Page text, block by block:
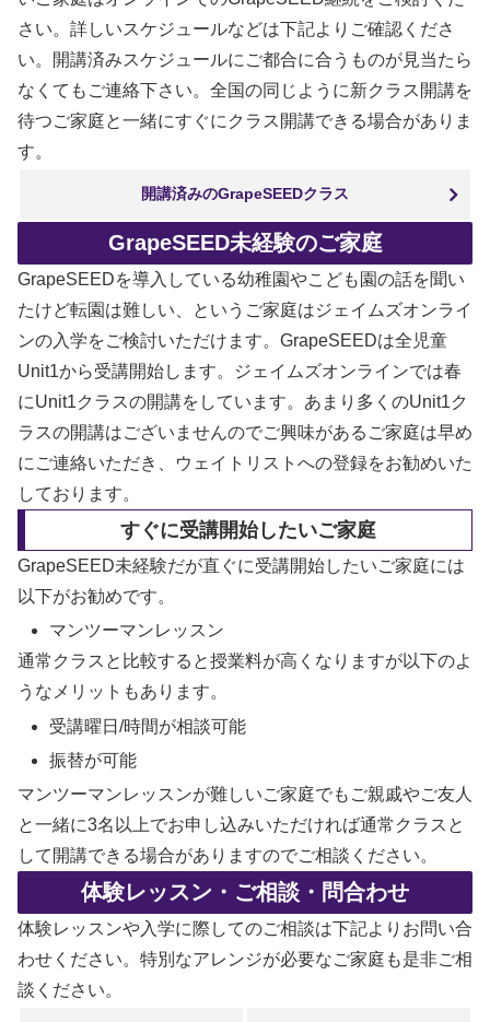
さい。詳しいスケジュールなどは下記よりご確認くださ
い。開講済みスケジュールにご都合に合うものが見当たら
なくてもご連絡下さい。全国の同じように新クラス開講を
待つご家庭と一緒にすぐにクラス開講できる場合がありま
す。
開講済みのGrapeSEEDクラス
GrapeSEED未経験のご家庭
GrapeSEEDを導入している幼稚園やこども園の話を聞い
たけど転園は難しい、というご家庭はジェイムズオンライ
ンの入学をご検討いただけます。GrapeSEEDは全児童
Unit1から受講開始します。ジェイムズオンラインでは春
にUnit1クラスの開講をしています。あまり多くのUnit1ク
ラスの開講はございませんのでご興味があるご家庭は早め
にご連絡いただき、ウェイトリストへの登録をお勧めいた
しております。
すぐに受講開始したいご家庭
GrapeSEED未経験だが直ぐに受講開始したいご家庭には
以下がお勧めです。
マンツーマンレッスン
通常クラスと比較すると授業料が高くなりますが以下のよ
うなメリットもあります。
受講曜日/時間が相談可能
振替が可能
マンツーマンレッスンが難しいご家庭でもご親戚やご友人
と一緒に3名以上でお申し込みいただければ通常クラスと
して開講できる場合がありますのでご相談ください。
体験レッスン・ご相談・問合わせ
体験レッスンや入学に際してのご相談は下記よりお問い合
わせください。特別なアレンジが必要なご家庭も是非ご相
談ください。